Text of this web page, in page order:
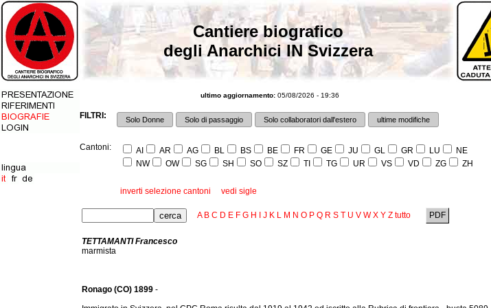
Cantiere biografico
degli Anarchici IN Svizzera
ultimo aggiornamento: 05/08/2026 - 19:36
FILTRI: Solo Donne Solo di passaggio Solo collaboratori dall'estero ultime modifiche
Cantoni: AI AR AG BL BS BE FR GE JU GL GR LU
NE
NW
OW SG SH SO SZ TI TG UR VS VD ZG ZH
inverti selezione cantoni vedi sigle
A B C D E F G H J K L M N O P Q R S T U V W X Y Z tutto PDF
TETTAMANTI Francesco
marmista
Ronago (CO) 1899 -